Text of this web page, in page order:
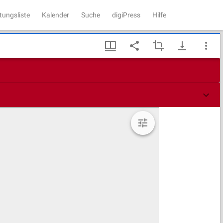
Kalender Suche digiPress Hilfe